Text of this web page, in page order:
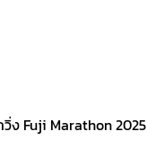
ง Fuji Marathon 2025